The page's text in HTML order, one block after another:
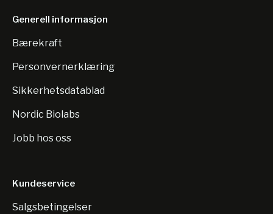
Generell informasjon
Bærekraft
Personvernerklæring
Sikkerhetsdatablad
Nordic Biolabs
Jobb hos oss
Kundeservice
Salgsbetingelser